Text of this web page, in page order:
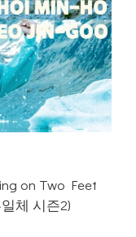
on Two Feet
체 시즌2)